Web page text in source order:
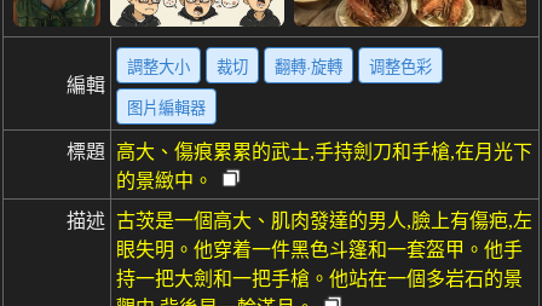
編輯
調整大小 裁切 翻轉·旋轉 调整色彩
图片編輯器
標題
高大、傷痕累累的武士,手持劍刀和手槍,在月光下
的景緻中。
描述 古茨是一個高大、肌肉發達的男人,臉上有傷疤,左
眼失明。他穿着一件黑色斗篷和一套盔甲。他手
持一把大劍和一把手槍。他站在一個多岩石的景